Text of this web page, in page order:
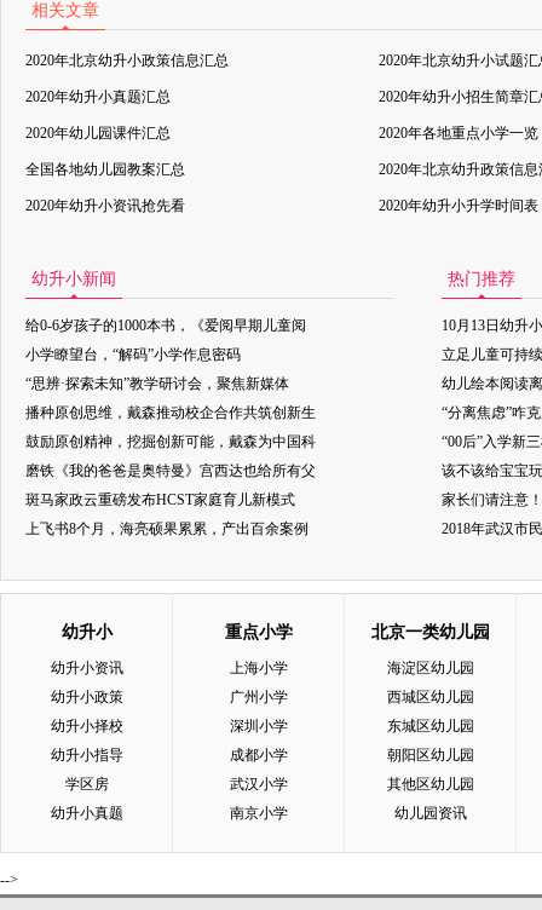
相关文章
2020年北京幼升小政策信息汇总 2020年北京幼升小试题汇
2020年幼升小真题汇总 2020年幼升小招生简章汇
2020年幼儿园课件汇总 2020年各地重点小学一览
全国各地幼儿园教案汇总 2020年北京幼升政策信息
2020年幼升小资讯抢先看 2020年幼升小升学时间表
幼升小新闻
给0-6岁孩子的1000本书，《爱阅早期儿童阅
小学瞭望台，“解码”小学作息密码
“思辨·探索未知”教学研讨会，聚焦新媒体
播种原创思维，戴森推动校企合作共筑创新生
鼓励原创精神，挖掘创新可能，戴森为中国科
磨铁《我的爸爸是奥特曼》宫西达也给所有父
斑马家政云重磅发布HCST家庭育儿新模式
上飞书8个月，海亮硕果累累，产出百余案例
热门推荐
10月13日幼升
立足儿童可持
幼儿绘本阅读
“分离焦虑”咋
“00后”入学新
该不该给宝宝
家长们请注意
2018年武汉市
幼升小
幼升小资讯
幼升小政策
幼升小择校
幼升小指导
学区房
幼升小真题
重点小学
上海小学
广州小学
深圳小学
成都小学
武汉小学
南京小学
北京一类幼儿园
海淀区幼儿园
西城区幼儿园
东城区幼儿园
朝阳区幼儿园
其他区幼儿园
幼儿园资讯
-->